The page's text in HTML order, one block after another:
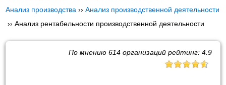
Анализ производства ››Анализ производственной деятельности
››Анализ рентабельности производственной деятельности
По мнению 614организаций рейтинг: 4.9